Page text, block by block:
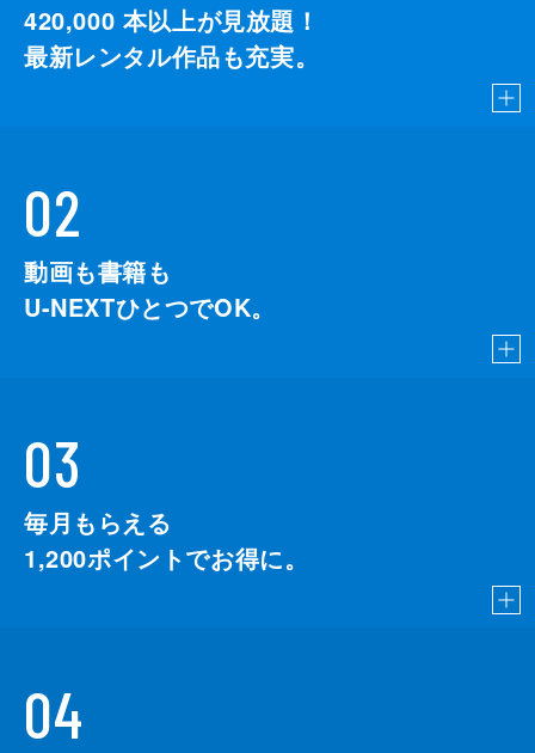
420,000 本以上が見放題！
最新レンタル作品も充実。
02
動画も書籍も
U-NEXTひとつでOK。
03
毎月もらえる
1,200ポイントでお得に。
04